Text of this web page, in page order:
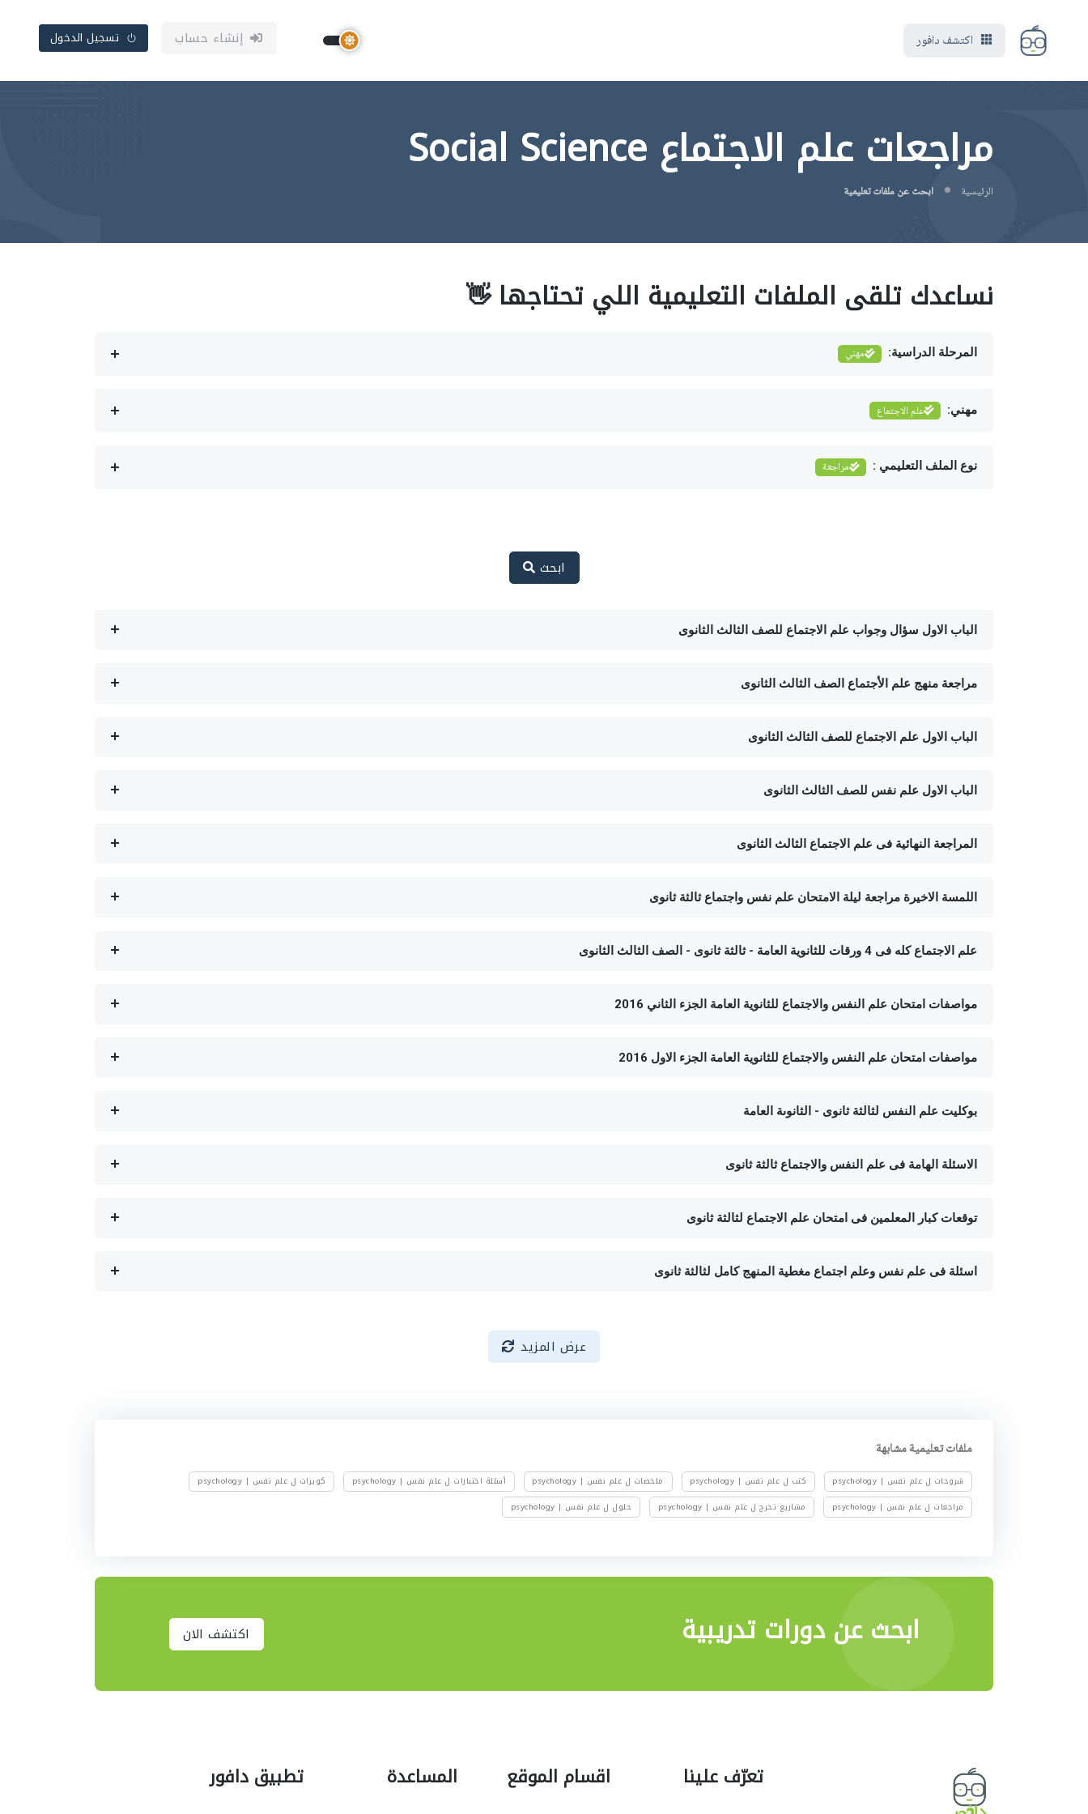
اكتشف دافور إنشاء حساب تسجيل الدخول
مراجعات علم الاجتماع Social Science
الرئيسية ابحث عن ملفات تعليمية
نساعدك تلقى الملفات التعليمية اللي تحتاجها 👋
المرحلة الدراسية: مهني
مهني: علم الاجتماع
نوع الملف التعليمي : مراجعة
ابحث
الباب الاول سؤال وجواب علم الاجتماع للصف الثالث الثانوى
مراجعة منهج علم الأجتماع الصف الثالث الثانوى
الباب الاول علم الاجتماع للصف الثالث الثانوى
الباب الاول علم نفس للصف الثالث الثانوى
المراجعة النهائية فى علم الاجتماع الثالث الثانوى
اللمسة الاخيرة مراجعة ليلة الامتحان علم نفس واجتماع ثالثة ثانوى
علم الاجتماع كله فى 4 ورقات للثانوية العامة - ثالثة ثانوى - الصف الثالث الثانوى
مواصفات امتحان علم النفس والاجتماع للثانوية العامة الجزء الثاني 2016
مواصفات امتحان علم النفس والاجتماع للثانوية العامة الجزء الاول 2016
بوكليت علم النفس لثالثة ثانوى - الثانوىة العامة
الاسئلة الهامة فى علم النفس والاجتماع ثالثة ثانوى
توقعات كبار المعلمين فى امتحان علم الاجتماع لثالثة ثانوى
اسئلة فى علم نفس وعلم اجتماع مغطية المنهج كامل لثالثة ثانوى
عرض المزيد
ملفات تعليمية مشابهة
شروحات ل علم نفس | psychology كتب ل علم نفس | psychology ملخصات ل علم نفس | psychology أسئلة اختبارات ل علم نفس | psychology
كويزات ل علم نفس | psychology
مراجعات ل علم نفس | psychology
مشاريع تخرج ل علم نفس | psychology حلول ل علم نفس | psychology
ابحث عن دورات تدريبية اكتشف الان
تعرّف علينا اقسام الموقع المساعدة تطبيق دافور